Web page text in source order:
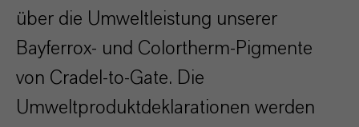
über die Umweltleistung unserer
Bayferrox- und Colortherm-Pigmente
von Cradel-to-Gate. Die
Umweltproduktdeklarationen werden